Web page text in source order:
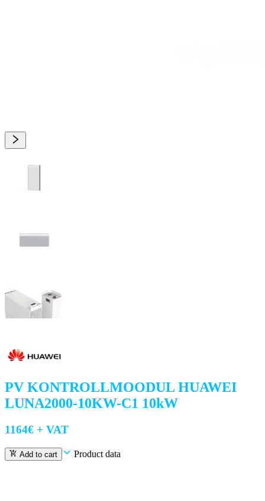
PV KONTROLLMOODUL HUAWEI
LUNA2000-10KW-C1 10kW
1164€ + VAT
Add to cart Product data